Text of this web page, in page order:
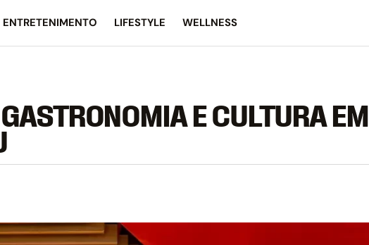
ENTRETENIMENTO LIFESTYLE WELLNESS
E CULTURA EM